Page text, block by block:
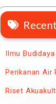
Ilmu
Perikanan Air
Riset